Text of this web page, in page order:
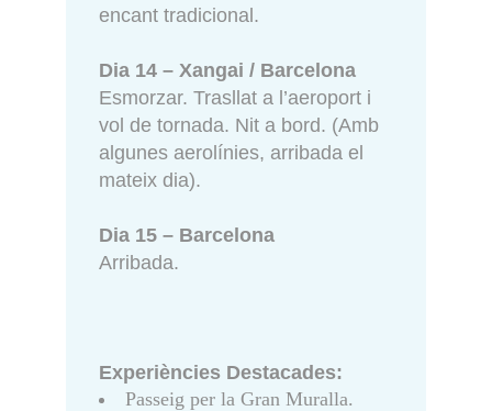
encant tradicional.
Dia 14 – Xangai / Barcelona
Esmorzar. Trasllat a l’aeroport i
vol de tornada. Nit a bord. (Amb
algunes aerolínies, arribada el
mateix dia).
Dia 15 – Barcelona
Arribada.
Experiències Destacades:
Passeig per la Gran Muralla.